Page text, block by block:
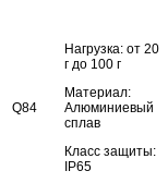
Q84
Нагрузка: от 20
г до 100 г
Материал:
Алюминиевый
сплав
Класс защиты:
IP65